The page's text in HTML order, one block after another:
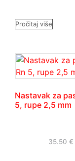
Pročitaj više
Nastavak za
5, rupe 2,5 mm
35.50 €